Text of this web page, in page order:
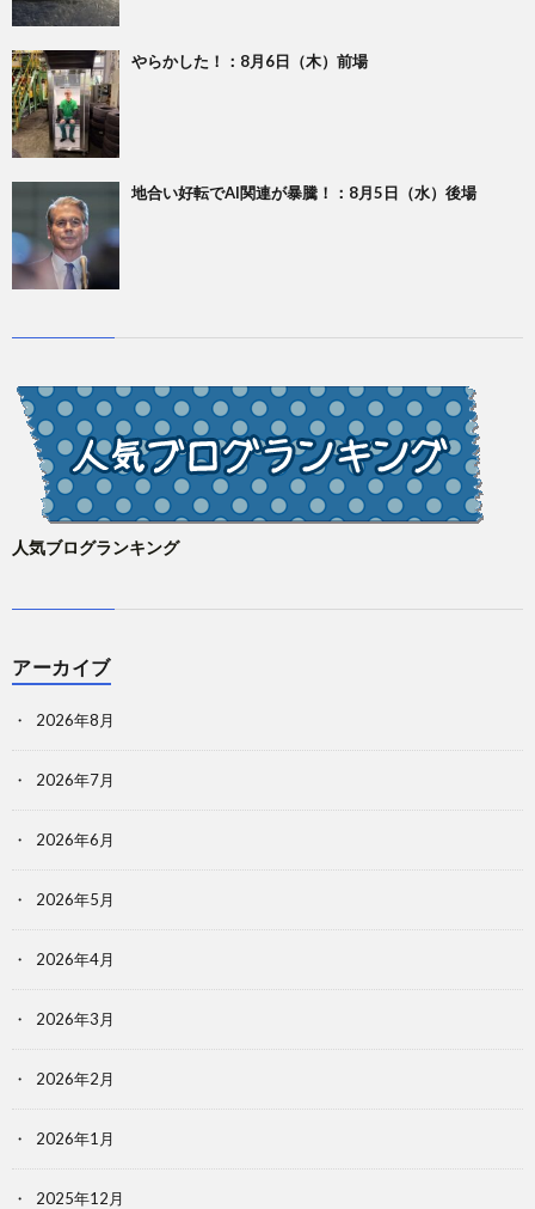
やらかした！：8月6日（木）前場
地合い好転でAI関連が暴騰！：8月5日（水）後場
人気ブログランキング
アーカイブ
2026年8月
2026年7月
2026年6月
2026年5月
2026年4月
2026年3月
2026年2月
2026年1月
2025年12月